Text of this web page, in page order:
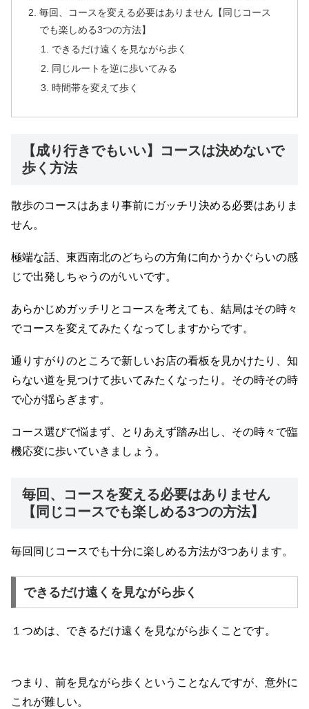
毎回、コースを変える必要はありません【同じコース
でも楽しめる3つの方法】
できるだけ遠くを見ながら歩く
同じルートを逆に歩いてみる
時間帯を変えて歩く
【成り行きでもいい】コースは決めないで
歩く方法
散歩のコースはあまり事前にガッチリ決める必要はありま
せん。
極端な話、東西南北のどちらの方角に向かうかぐらいの感
じで出発しちゃうのがいいです。
あらかじめガッチリとコースを考えても、結局はその時々
でコースを変えてみたくなってしますからです。
通りすがりのところで新しいお店の看板を見かけたり、知
らない道を見つけて歩いてみたくなったり。その時その時
で心が揺らぎます。
コース選びで悩まず、とりあえず踏み出し、その時々で臨
機応変に歩いていきましょう。
毎回、コースを変える必要はありません
【同じコースでも楽しめる3つの方法】
毎回同じコースでも十分に楽しめる方法が3つあります。
できるだけ遠くを見ながら歩く
１つめは、できるだけ遠くを見ながら歩くことです。
つまり、前を見ながら歩くということなんですが、意外に
これが難しい。